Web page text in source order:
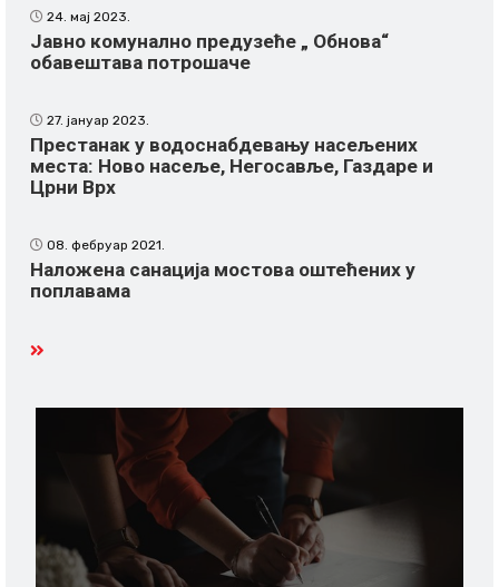
24. мај 2023.
Јавно комунално предузеће „ Обнова“
обавештава потрошаче
27. јануар 2023.
Престанак у водоснабдевању насељених
места: Ново насеље, Негосавље, Газдаре и
Црни Врх
08. фебруар 2021.
Наложена санација мостова оштећених у
поплавама